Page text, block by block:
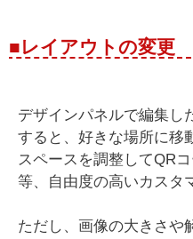
■レイアウトの変更
デザインパネルで編集し
すると、好きな場所に移
スペースを調整してQR
等、自由度の高いカスタ
ただし、画像の大きさや